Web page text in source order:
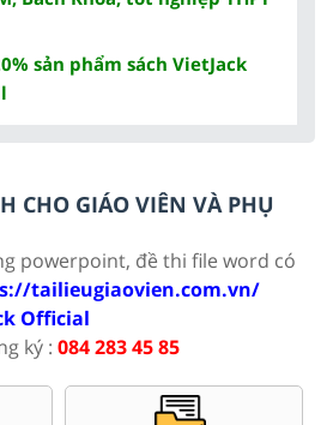
sản phẩm sách VietJack
CHO GIÁO VIÊN VÀ PHỤ
powerpoint, đề thi file word có
tailieugiaovien.com.vn/
Official
ký : 084 283 45 85